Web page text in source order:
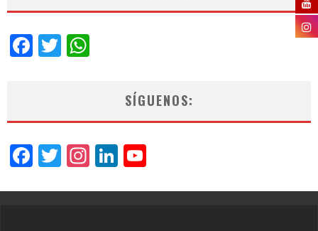
Facebook
Twitter
SÍGUENOS:
Facebook
Twitter
Instagram
LinkedIn